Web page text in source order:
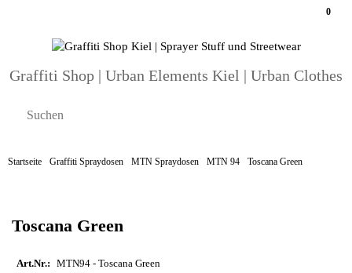
Graffiti Shop | Urban Elements Kiel | Urban Clothes
0
Startseite Graffiti Spraydosen MTN Spraydosen MTN 94 Toscana Green
Toscana Green
Art.Nr.:
MTN94 - Toscana Green